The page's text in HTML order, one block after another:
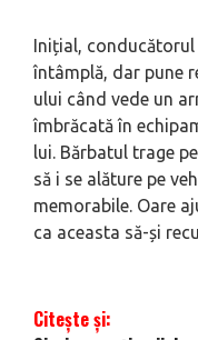
Inițial,
întâmplă, dar pune
ului când vede un
îmbrăcată în
lui. Bărbatul trage
să i se alăture pe
memorabile. Oare
ca aceasta să-și
Citește și: